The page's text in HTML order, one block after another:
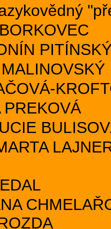
PREKOVÁ